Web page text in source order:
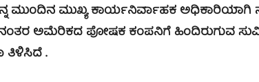
ಮುಂದಿನ ಮುಖ್ಯ ಕಾರ್ಯನಿರ್ವಾಹಕ ಅಧಿಕಾರಿಯಾಗಿ
ಅಮೆರಿಕದ ಪೋಷಕ ಕಂಪನಿಗೆ ಹಿಂದಿರುಗುವ
ತಿಳಿಸಿದೆ .